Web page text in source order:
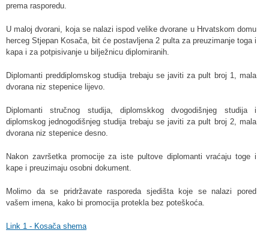
prema rasporedu.
U maloj dvorani, koja se nalazi ispod velike dvorane u Hrvatskom domu
herceg Stjepan Kosača, bit će postavljena 2 pulta za preuzimanje toga i
kapa i za potpisivanje u bilježnicu diplomiranih.
Diplomanti preddiplomskog studija trebaju se javiti za pult broj 1, mala
dvorana niz stepenice lijevo.
Diplomanti stručnog studija, diplomskkog dvogodišnjeg studija i
diplomskog jednogodišnjeg studija trebaju se javiti za pult broj 2, mala
dvorana niz stepenice desno.
Nakon završetka promocije za iste pultove diplomanti vraćaju toge i
kape i preuzimaju osobni dokument.
Molimo da se pridržavate rasporeda sjedišta koje se nalazi pored
vašem imena, kako bi promocija protekla bez poteškoća.
Link 1 - Kosača shema